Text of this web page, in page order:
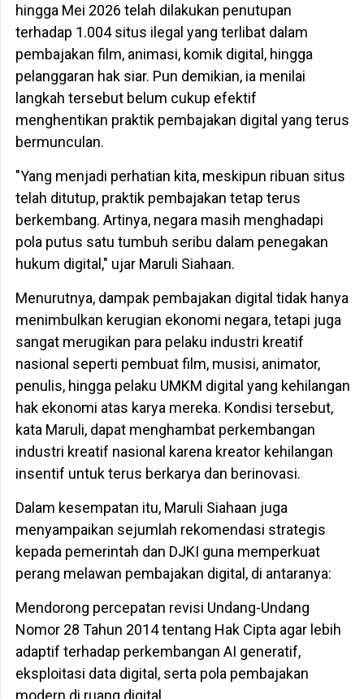
hingga Mei 2026 telah dilakukan penutupan
terhadap 1.004 situs ilegal yang terlibat dalam
pembajakan film, animasi, komik digital, hingga
pelanggaran hak siar. Pun demikian, ia menilai
langkah tersebut belum cukup efektif
menghentikan praktik pembajakan digital yang terus
bermunculan.
"Yang menjadi perhatian kita, meskipun ribuan situs
telah ditutup, praktik pembajakan tetap terus
berkembang. Artinya, negara masih menghadapi
pola putus satu tumbuh seribu dalam penegakan
hukum digital," ujar Maruli Siahaan.
Menurutnya, dampak pembajakan digital tidak hanya
menimbulkan kerugian ekonomi negara, tetapi juga
sangat merugikan para pelaku industri kreatif
nasional seperti pembuat film, musisi, animator,
penulis, hingga pelaku UMKM digital yang kehilangan
hak ekonomi atas karya mereka. Kondisi tersebut,
kata Maruli, dapat menghambat perkembangan
industri kreatif nasional karena kreator kehilangan
insentif untuk terus berkarya dan berinovasi.
Dalam kesempatan itu, Maruli Siahaan juga
menyampaikan sejumlah rekomendasi strategis
kepada pemerintah dan DJKI guna memperkuat
perang melawan pembajakan digital, di antaranya:
Mendorong percepatan revisi Undang-Undang
Nomor 28 Tahun 2014 tentang Hak Cipta agar lebih
adaptif terhadap perkembangan AI generatif,
eksploitasi data digital, serta pola pembajakan
modern di ruang digital.